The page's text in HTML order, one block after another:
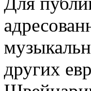
других